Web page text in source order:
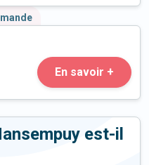
En savoir +
est-il